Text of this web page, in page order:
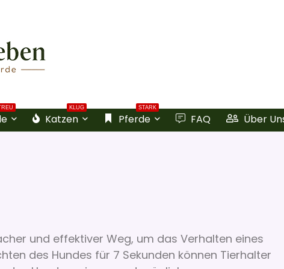
KLUG
Katzen
STARK
Pferde FAQ Über
und effektiver Weg, um das Verhalten eines
des Hundes für 7 Sekunden können Tierhalter